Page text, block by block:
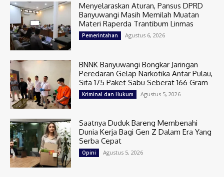
Menyelaraskan Aturan, Pansus DPRD
Banyuwangi Masih Memilah Muatan
Materi Raperda Trantibum Linmas
Pemerintahan Agustus 6, 2026
BNNK Banyuwangi Bongkar Jaringan
Peredaran Gelap Narkotika Antar Pulau,
Sita 175 Paket Sabu Seberat 166 Gram
Kriminal dan Hukum Agustus 5, 2026
Saatnya Duduk Bareng Membenahi
Dunia Kerja Bagi Gen Z Dalam Era Yang
Serba Cepat
Opini Agustus 5, 2026